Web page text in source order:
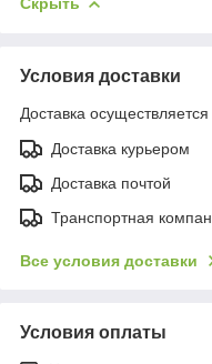
Условия доставки
Доставка
Доставка курьером
Доставка почтой
Транспортная
Все условия доставки
Условия оплаты